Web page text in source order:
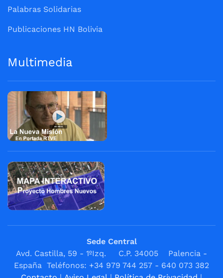
Palabras Solidarias
Publicaciones HN Bolivia
Multimedia
Sede Central
Avd. Castilla, 59 - 1ºIzq. C.P. 34005 Palencia -
España Teléfonos: +34 979 744 257 - 640 073 382